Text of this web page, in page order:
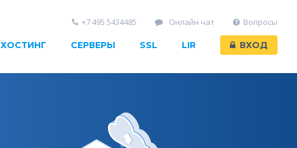
ХОСТИНГ СЕРВЕРЫ SSL LIR ВХОД
+7 495 5434485 Онлайн чат Вопросы